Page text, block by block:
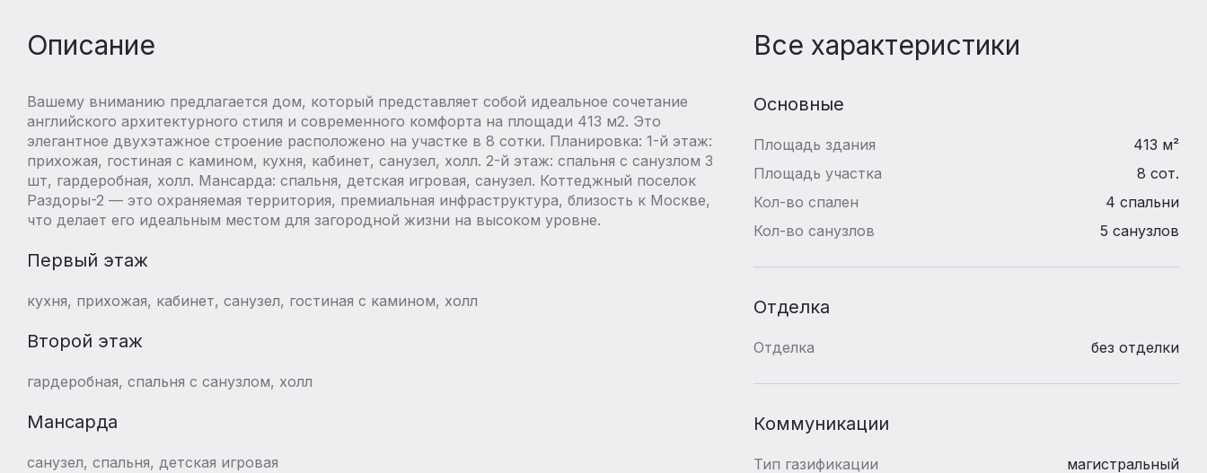
Описание
Вашему вниманию предлагается дом, который представляет собой идеальное сочетание
английского архитектурного стиля и современного комфорта на площади 413 м2. Это
элегантное двухэтажное строение расположено на участке в 8 сотки. Планировка: 1-й этаж:
прихожая, гостиная с камином, кухня, кабинет, санузел, холл. 2-й этаж: спальня с санузлом 3
шт, гардеробная, холл. Мансарда: спальня, детская игровая, санузел. Коттеджный поселок
Раздоры-2 — это охраняемая территория, премиальная инфраструктура, близость к Москве,
что делает его идеальным местом для загородной жизни на высоком уровне.
Первый этаж
кухня, прихожая, кабинет, санузел, гостиная с камином, холл
Второй этаж
гардеробная, спальня с санузлом, холл
Мансарда
санузел, спальня, детская игровая
Все характеристики
Основные
Площадь здания
413 м²
Площадь участка
8 сот.
Кол-во спален
4 спальни
Кол-во санузлов
5 санузлов
Отделка
Отделка без отделки
Коммуникации
Тип газификации
магистральный